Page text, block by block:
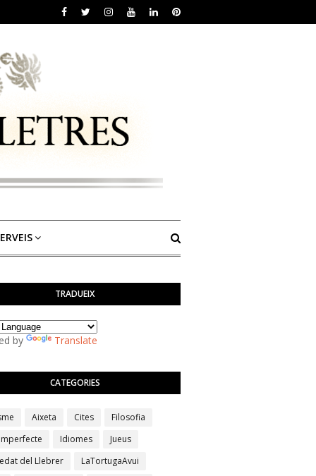
TRADUEIX
by Translate
CATEGORIES
Aixeta Cites
Filosofia
Idiomes
Jueus
del Llebrer
LaTortugaAvui